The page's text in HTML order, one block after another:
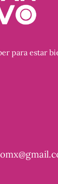
para estar